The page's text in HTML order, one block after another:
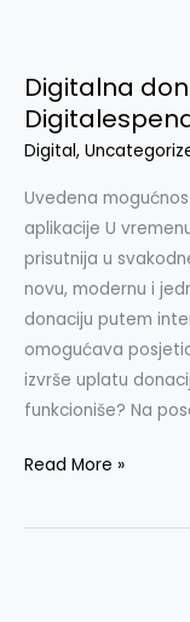
Digitalna
Digital,
Uvedena
aplikacije U
prisutnija u
novu, modernu i
donaciju putem
omogućava
izvrše uplatu
funkcioniše? Na
/
Digitalespendesaüle
Read More »